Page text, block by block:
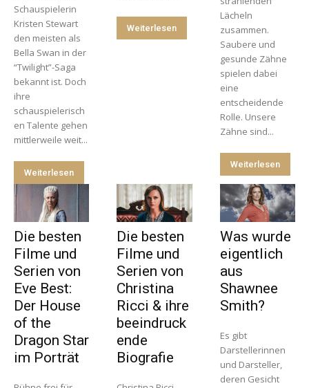
Schauspielerin
Kristen Stewart
den meisten als
Bella Swan in der
“Twilight”-Saga
bekannt ist. Doch
ihre
schauspielerisch
en Talente gehen
mittlerweile weit...
Weiterlesen
Weiterlesen
Lächeln
zusammen.
Saubere und
gesunde Zähne
spielen dabei
eine
entscheidende
Rolle. Unsere
Zähne sind...
Weiterlesen
Die besten
Filme und
Serien von
Eve Best:
Der House
of the
Dragon Star
im Porträt
Die besten
Filme und
Serien von
Christina
Ricci & ihre
beeindruck
ende
Biografie
Was wurde
eigentlich
aus
Shawnee
Smith?
Es gibt
Darstellerinnen
und Darsteller,
deren Gesicht